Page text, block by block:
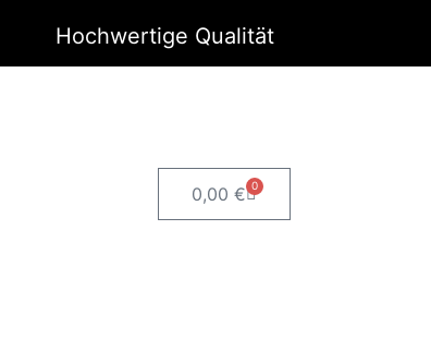
Hochwertige Qualität
0,00 € 0
Warenkorb